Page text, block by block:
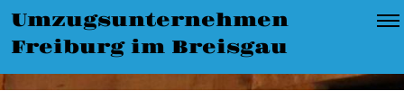
Umzugsunternehmen
Freiburg im Breisgau